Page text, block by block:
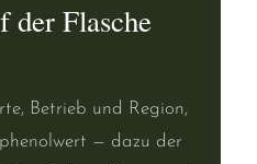
der Flasche
Betrieb und Region,
— dazu der